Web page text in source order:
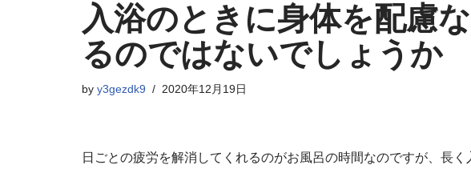
入浴のときに身体を配慮
るのではないでしょうか
by y3gezdk9 2020年12月19日
日ごとの疲労を解消してくれるのがお風呂の時間なのですが、長